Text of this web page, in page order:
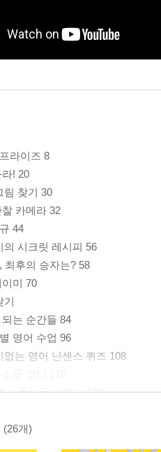
라이즈 8
! 20
림 찾기 30
카메라 32
44
의 시크릿 레시피 56
최후의 승자는? 58
미 70
기
는 순간들 84
영어 수업 96
없는 영어 난센스 퀴즈 108
서 무서운 이야기 122
술 배우다! 136
미의 일기 148
(26개)